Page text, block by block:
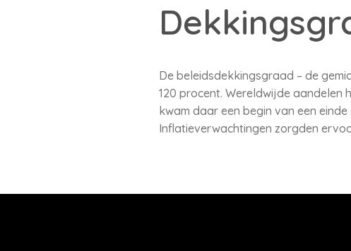
De beleidsdekkingsgraad – de
120 procent. Wereldwijde
kwam daar een begin van een
Inflatieverwachtingen zorgden